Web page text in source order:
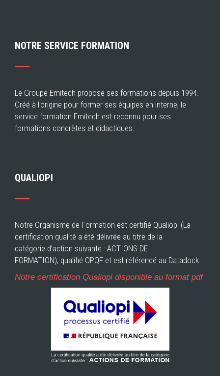
NOTRE SERVICE FORMATION
Le Groupe Emitech propose ses formations depuis 1994.
Créé à l'origine pour former ses équipes en interne, le
service formation Emitech est reconnu pour ses
formations concrètes et didactiques.
QUALIOPI
Notre Organisme de Formation est certifié Qualiopi (La
certification qualité a été délivrée au titre de la
catégorie d’action suivante : ACTIONS DE
FORMATION), qualifié OPQF et est référencé au Datadock.
Notre certification Qualiopi disponible au format pdf